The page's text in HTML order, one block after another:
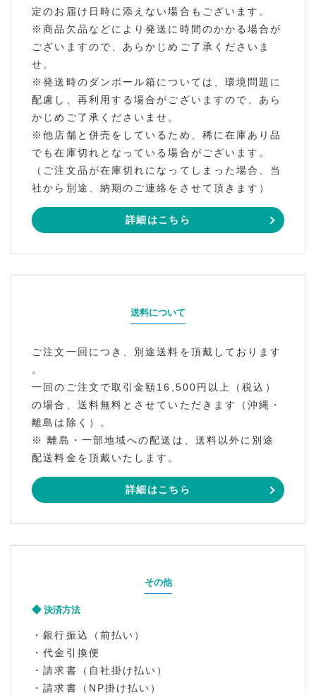
定のお届け日時に添えない場合もございます。
※商品欠品などにより発送に時間のかかる場合が
ございますので、あらかじめご了承くださいま
せ。
※発送時のダンボール箱については、環境問題に
配慮し、再利用する場合がございますので、あら
かじめご了承くださいませ。
※他店舗と併売をしているため、稀に在庫あり品
でも在庫切れとなっている場合がございます。
（ご注文品が在庫切れになってしまった場合、当
社から別途、納期のご連絡をさせて頂きます）
詳細はこちら
送料について
ご注文一回につき、別途送料を頂戴しております
。
一回のご注文で取引金額16,500円以上（税込）
の場合、送料無料とさせていただきます（沖縄・
離島は除く）。
※ 離島・一部地域への配送は、送料以外に別途
配送料金を頂戴いたします。
詳細はこちら
その他
決済方法
・銀行振込（前払い）
・代金引換便
・請求書（自社掛け払い）
・請求書（NP掛け払い）